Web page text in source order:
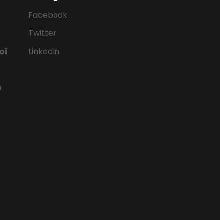
Facebook
Twitter
LinkedIn